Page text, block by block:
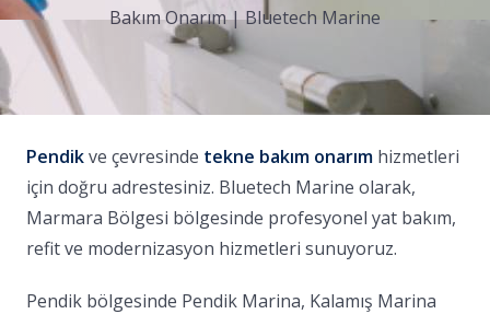
Bakım Onarım | Bluetech Marine
Pendikve çevresinde tekne bakım onarım hizmetleri
için doğru adrestesiniz. Bluetech Marine olarak,
Marmara Bölgesi bölgesinde profesyonel yat bakım,
refit ve modernizasyon hizmetleri sunuyoruz.
Pendik bölgesinde Pendik Marina, Kalamış Marina